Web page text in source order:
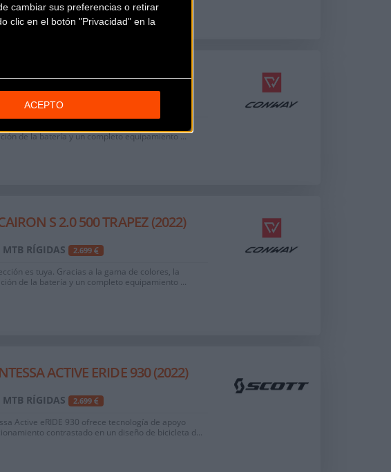
cambiar sus preferencias o retirar
clic en el botón "Privacidad" en la
ACEPTO
S 2.0 500 (2022)
MTB RÍGIDAS
de la batería y un completo equipamiento ...
S 2.0 500 TRAPEZ (2022)
MTB RÍGIDAS 2.699
es tuya. Gracias a la gama de colores, la
de la batería y un completo equipamiento ...
ACTIVE ERIDE 930 (2022)
MTB RÍGIDAS 2.699
Active eRIDE 930 ofrece tecnología de apoyo
contrastado en un diseño de bicicleta d...